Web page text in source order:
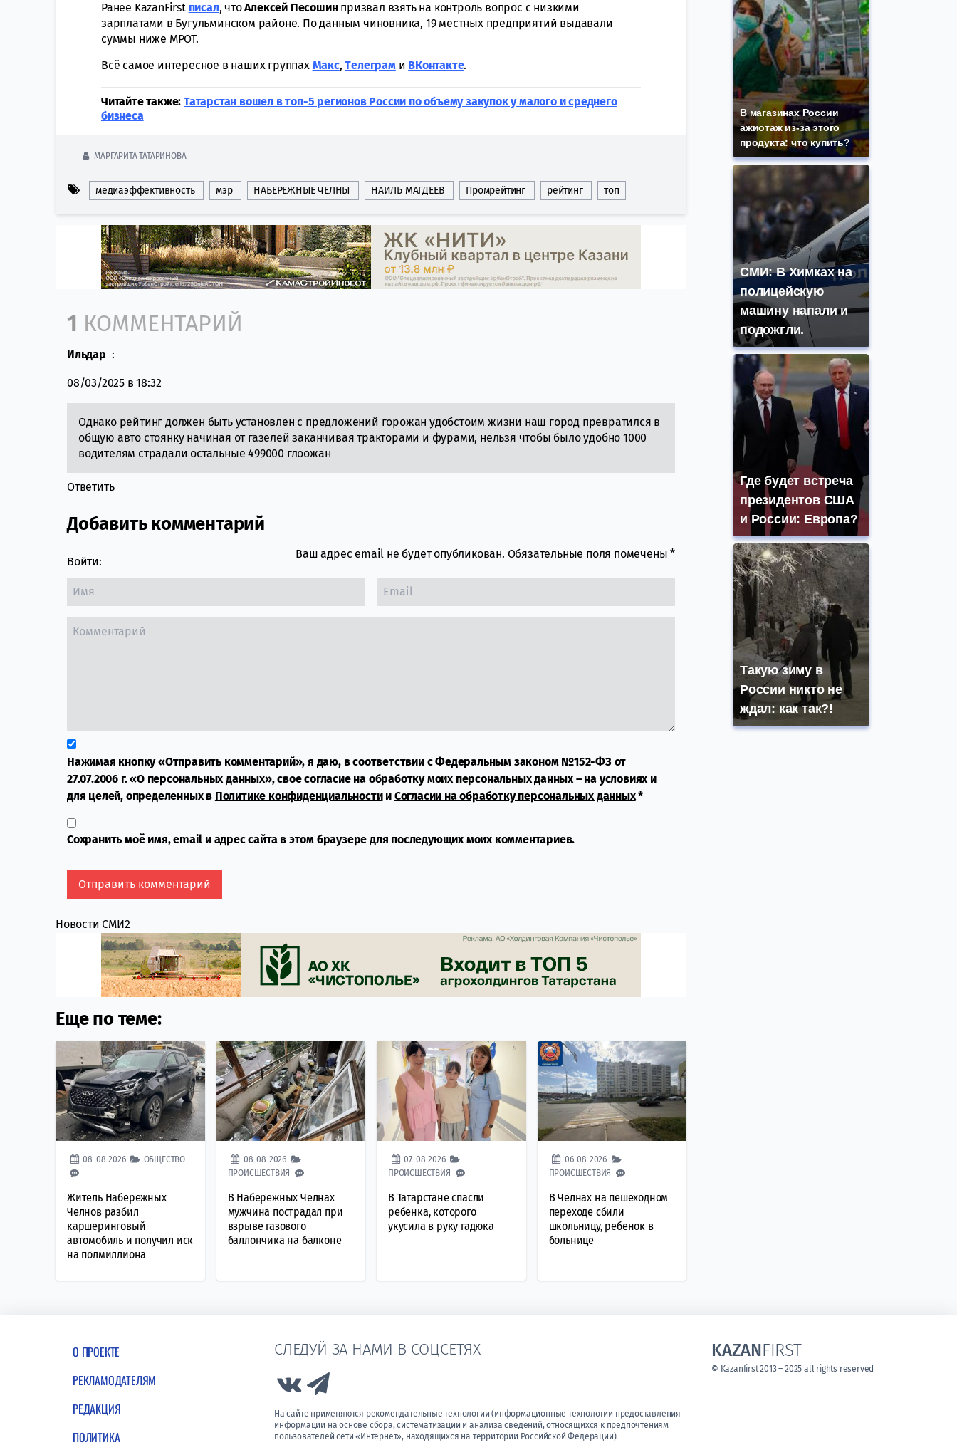
Ранее KazanFirst писал, чтоАлексей Песошинпризвал взять на контроль вопрос с низкими
зарплатами в Бугульминском районе. По данным чиновника, 19 местных предприятий выдавали
суммы ниже МРОТ.
Всё самое интересное в наших группах Макс,Tелеграми ВКонтакте.
Читайте также: Татарстан вошел в топ-5 регионов России по объему закупок у малого и среднего
бизнеса
МАРГАРИТА ТАТАРИНОВА
медиаэффективность мэр НАБЕРЕЖНЫЕ ЧЕЛНЫ НАИЛЬ МАГДЕЕВ Промрейтинг рейтинг топ
Comment section
1 КОММЕНТАРИЙ
Ильдар :
08/03/2025 в 18:32
Однако рейтинг должен быть установлен с предложений горожан удобстоим жизни наш город превратился в
общую авто стоянку начиная от газелей заканчивая тракторами и фурами, нельзя чтобы было удобно 1000
водителям страдали остальные 499000 глоожан
Ответить
Добавить комментарий
Войти:
Ваш адрес email не будет опубликован. Обязательные поля помечены*
Нажимая кнопку «Отправить комментарий», я даю, в соответствии с Федеральным законом №152-ФЗ от
27.07.2006 г. «О персональных данных», свое согласие на обработку моих персональных данных – на условиях и
для целей, определенных в Политике конфиденциальностии Согласии на обработку персональных данных*
Сохранить моё имя, email и адрес сайта в этом браузере для последующих моих комментариев.
Новости СМИ2
Еще по теме:
08-08-2026 ОБЩЕСТВО
Житель Набережных
Челнов разбил
каршеринговый
автомобиль и получил иск
на полмиллиона
08-08-2026
ПРОИСШЕСТВИЯ
В Набережных Челнах
мужчина пострадал при
взрыве газового
баллончика на балконе
07-08-2026
ПРОИСШЕСТВИЯ
В Татарстане спасли
ребенка, которого
укусила в руку гадюка
06-08-2026
ПРОИСШЕСТВИЯ
В Челнах на пешеходном
переходе сбили
школьницу, ребенок в
больнице
В магазинах России
ажиотаж из-за этого
продукта: что купить?
СМИ: В Химках на
полицейскую
машину напали и
подожгли.
Где будет встреча
президентов США
и России: Европа?
Такую зиму в
России никто не
ждал: как так?!
О ПРОЕКТЕ
РЕКЛАМОДАТЕЛЯМ
РЕДАКЦИЯ
ПОЛИТИКА
СЛЕДУЙ ЗА НАМИ В СОЦСЕТЯХ
Link to Vk
На сайте применяются рекомендательные технологии (информационные технологии предоставления
информации на основе сбора, систематизации и анализа сведений, относящихся к предпочтениям
пользователей сети «Интернет», находящихся на территории Российской Федерации).
KAZANFIRST
© Kazanfirst 2013 – 2025 all rights reserved